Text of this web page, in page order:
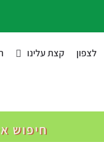
לצפון קצת עלינו
חיפוש